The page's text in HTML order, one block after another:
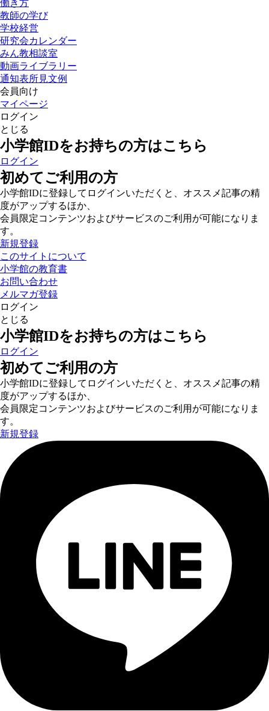
働き方
教師の学び
学校経営
研究会カレンダー
みん教相談室
動画ライブラリー
通知表所見文例
会員向け
マイページ
ログイン
とじる
小学館IDをお持ちの方はこちら
ログイン
初めてご利用の方
小学館IDに登録してログインいただくと、オススメ記事の精
度がアップするほか、
会員限定コンテンツおよびサービスのご利用が可能になりま
す。
新規登録
このサイトについて
小学館の教育書
お問い合わせ
メルマガ登録
ログイン
とじる
小学館IDをお持ちの方はこちら
ログイン
初めてご利用の方
小学館IDに登録してログインいただくと、オススメ記事の精
度がアップするほか、
会員限定コンテンツおよびサービスのご利用が可能になりま
す。
新規登録